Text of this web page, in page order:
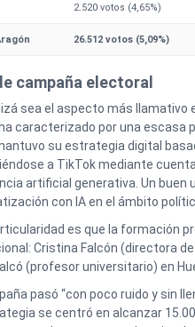
2.520 votos (4,65%)
26.512 votos (5,09%)
campaña electoral
sea el aspecto más llamativo
caracterizado por una escasa
su estrategia digital
a TikTok mediante
artificial generativa. Un buen
con IA en el ámbito
es que la formación
Cristina Falcón (directora
(profesor universitario) en
pasó “con poco ruido y sin
se centró en alcanzar